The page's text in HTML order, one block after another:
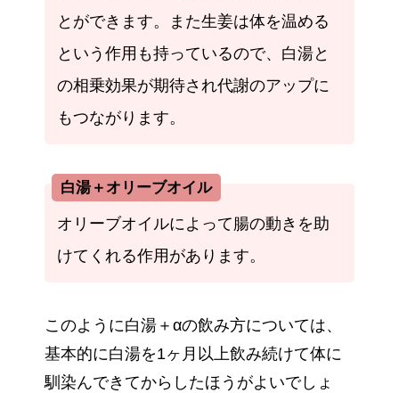
とができます。また生姜は体を温める
という作用も持っているので、白湯と
の相乗効果が期待され代謝のアップに
もつながります。
白湯＋オリーブオイル
オリーブオイルによって腸の動きを助
けてくれる作用があります。
このように白湯＋αの飲み方については、
基本的に白湯を1ヶ月以上飲み続けて体に
馴染んできてからしたほうがよいでしょ